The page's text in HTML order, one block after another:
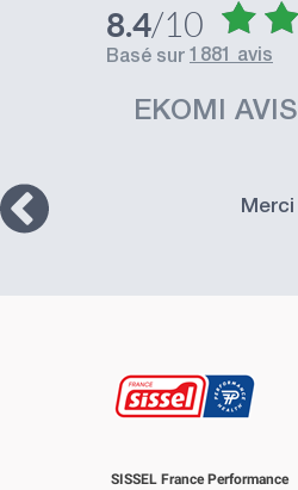
8.4/10
basé sur 1881 avis
EKOMI AVIS
Merci
SISSEL France Performance